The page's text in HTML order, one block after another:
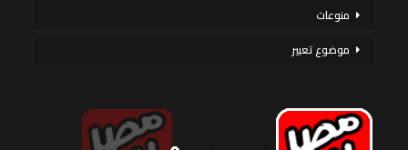
منوعات
موضوع تعبير